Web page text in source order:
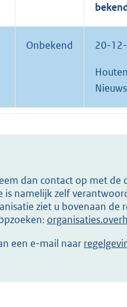
Onbekend 20-
Nieuws
dan contact op met de
is namelijk zelf
ziet u bovenaan de
een e-mail naar